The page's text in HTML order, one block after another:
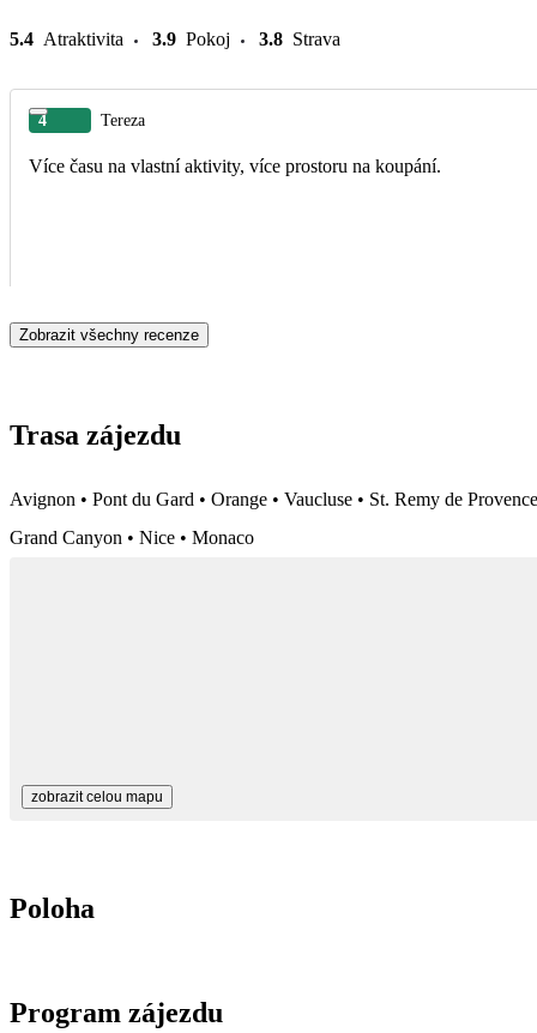
5.4 Atraktivita 3.9 Pokoj 3.8 Strava
4 Tereza
Více času na vlastní aktivity, více prostoru na koupání.
Zobrazit všechny recenze
Trasa zájezdu
Avignon • Pont du Gard • Orange • Vaucluse • St. Remy de
Grand Canyon • Nice • Monaco
zobrazit celou mapu
Poloha
Program zájezdu